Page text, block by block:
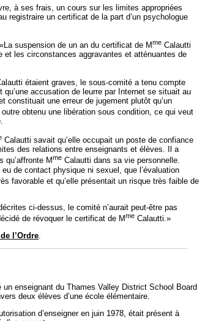
à ses frais, un cours sur les limites appropriées
registraire un certificat de la part d’un psychologue
suspension de un an du certificat de Mme Calautti
et les circonstances aggravantes et atténuantes de
étaient graves, le sous-comité a tenu compte
accusation de leurre par Internet se situait au
constituait une erreur de jugement plutôt qu’un
obtenu une libération sous condition, ce qui veut
Calautti savait qu’elle occupait un poste de confiance
des relations entre enseignants et élèves. Il a
Mme Calautti dans sa vie personnelle.
de contact physique ni sexuel, que l’évaluation
favorable et qu’elle présentait un risque très faible de
ci-dessus, le comité n’aurait peut-être pas
de révoquer le certificat de Mme Calautti.»
l’Ordre
enseignant du Thames Valley District School Board
deux élèves d’une école élémentaire.
d’enseigner en juin 1978, était présent à